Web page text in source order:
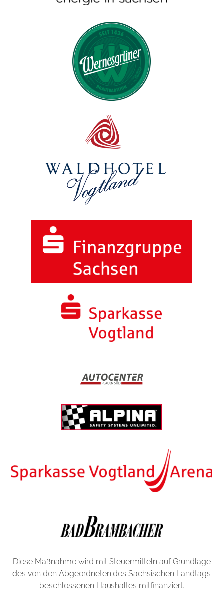
Diese Maßnahme wird mit Steuermitteln auf Grundlage
des von den Abgeordneten des Sächsischen Landtags
beschlossenen Haushaltes mitfinanziert.